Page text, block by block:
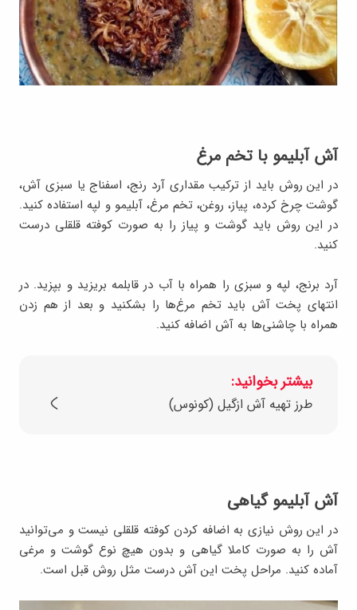
آش آبلیمو با تخم مرغ
در این روش باید از ترکیب مقداری آرد رنج، اسفناج یا سبزی آش،
گوشت چرخ کرده، پیاز، روغن، تخم مرغ، آبلیمو و لپه استفاده کنید.
در این روش باید گوشت و پیاز را به صورت کوفته قلقلی درست
کنید.
آرد برنج، لپه و سبزی را همراه با آب در قابلمه بریزید و بپزید. در
انتهای پخت آش باید تخم مرغ‌ها را بشکنید و بعد از هم زدن
همراه با چاشنی‌ها به آش اضافه کنید.
بیشتر بخوانید:
طرز تهیه آش ازگیل (کونوس)
آش آبلیمو گیاهی
در این روش نیازی به اضافه کردن کوفته قلقلی نیست و می‌توانید
آش را به صورت کاملا گیاهی و بدون هیچ نوع گوشت و مرغی
آماده کنید. مراحل پخت این آش درست مثل روش قبل است.